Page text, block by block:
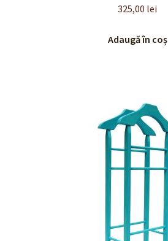
5.00
325,00 lei
Adaugă în coș